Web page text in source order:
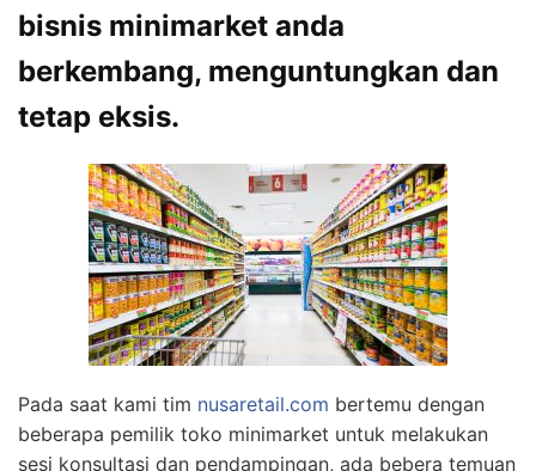
bisnis minimarket anda
berkembang, menguntungkan dan
tetap eksis.
Pada saat kami tim nusaretail.com bertemu dengan
beberapa pemilik toko minimarket untuk melakukan
sesi konsultasi dan pendampingan, ada bebera temuan